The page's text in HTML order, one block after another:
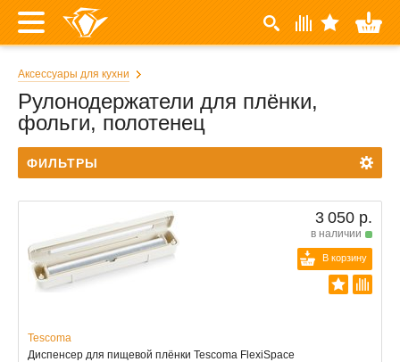
Аксессуары для кухни
Рулонодержатели для плёнки,
фольги, полотенец
ФИЛЬТРЫ
3 050 р.
в наличии
В корзину
Tescoma
Диспенсер для пищевой плёнки Tescoma FlexiSpace